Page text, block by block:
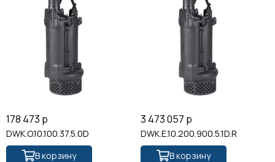
178 473 р
DWK.O.10.100.37.5.0D
В корзину
3 473 057 р
DWK.E.10.200.900.5.1D.R
В корзину